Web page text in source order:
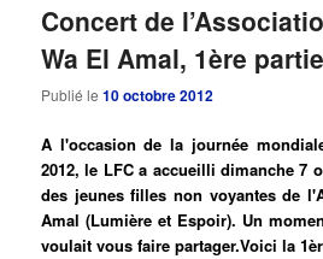
Concert de
Wa El Amal, 1ère partie
Publié le10 octobre 2012
A l'occasion de la journée
2012, le LFC a accueilli dimanche 7
des jeunes filles non voyantes de
Amal (Lumière et Espoir). Un
voulait vous faire partager.Voici la